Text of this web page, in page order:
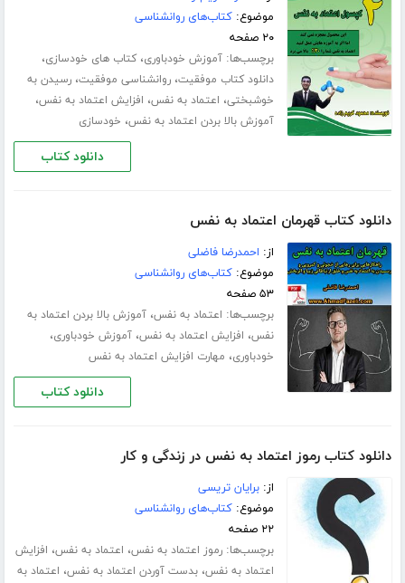
موضوع:کتاب‌های روانشناسی
۲۰ صفحه
برچسب‌ها:آموزش خودباوری،کتاب های خودسازی،
دانلود کتاب موفقیت،روانشناسی موفقیت،رسیدن به
خوشبختی، اعتماد به نفس، افزایش اعتماد به نفس،
آموزش بالا بردن اعتماد به نفس، خودسازی
دانلود کتاب
دانلود کتاب قهرمان اعتماد به نفس
از: احمدرضا فاضلی
موضوع:کتاب‌های روانشناسی
۵۳ صفحه
برچسب‌ها: اعتماد به نفس،آموزش بالا بردن اعتماد به
نفس، افزایش اعتماد به نفس،آموزش خودباوری،
خودباوری، مهارت افزایش اعتماد به نفس
دانلود کتاب
دانلود کتاب رموز اعتماد به نفس در زندگی و کار
از:برایان تریسی
موضوع:کتاب‌های روانشناسی
۲۲ صفحه
برچسب‌ها:رموز اعتماد به نفس، اعتماد به نفس، افزایش
اعتماد به نفس،بدست آوردن اعتماد به نفس، اعتماد به